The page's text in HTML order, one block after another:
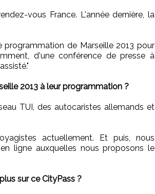
vous France. L'année dernière, la
de Marseille 2013 pour
d'une conférence de presse à
2013 à leur programmation ?
TUI, des autocaristes allemands et
actuellement. Et puis, nous
ligne auxquelles nous proposons le
sur ce CityPass ?